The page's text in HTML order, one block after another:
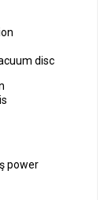
disc
power